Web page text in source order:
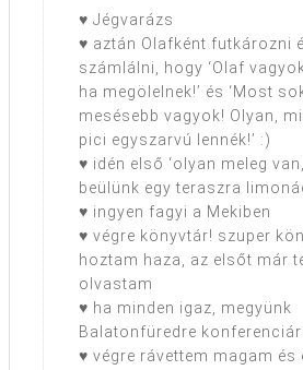
♥ Jégvarázs
♥ aztán Olafként futkározni
számlálni, hogy ‘Olaf
ha megölelnek!’ és ‘Most
mesésebb vagyok! Olyan,
pici egyszarvú lennék!’ :)
♥ idén első ‘olyan meleg
beülünk egy teraszra
♥ ingyen fagyi a Mekiben
♥ végre könyvtár! szuper
hoztam haza, az elsőt már
olvastam
♥ ha minden igaz, megyünk
Balatonfüredre
♥ végre rávettem magam és